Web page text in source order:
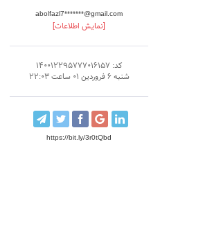
abolfazl7*******@gmail.com
[نمایش اطلاعات]
کد: 140012295777016157
شنبه 6 فروردین 01 ساعت 22:03
https://bit.ly/3r0tQbd